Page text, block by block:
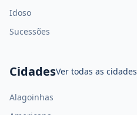
Idoso
Sucessões
CidadesVer todas as cidades
Alagoinhas